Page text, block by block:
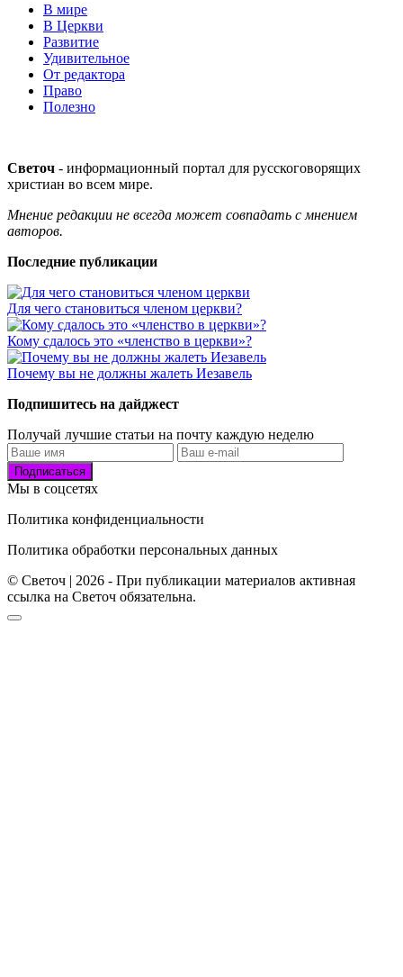
В мире
В Церкви
Развитие
Удивительное
От редактора
Право
Полезно
Светоч - информационный портал для русскоговорящих
христиан во всем мире.
Мнение редакции не всегда может совпадать с мнением
авторов.
Последние публикации
Для чего становиться членом церкви?
Кому сдалось это «членство в церкви»?
Почему вы не должны жалеть Иезавель
Подпишитесь на дайджест
Получай лучшие статьи на почту каждую неделю
Подписаться
Мы в соцсетях
Политика конфиденциальности
Политика обработки персональных данных
© Светоч | 2026 - При публикации материалов активная
ссылка на Светоч обязательна.